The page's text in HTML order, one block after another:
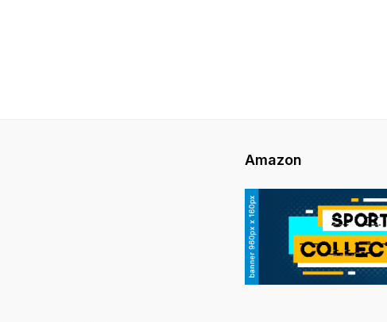
Amazon